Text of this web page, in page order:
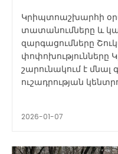
Կրիպտոաշխարհի
տատանումները և
զարգացումները Շուկայի դինամիկան և գնային
փոփոխությունները Կրիպտոարժույթների շուկան
շարունակում է
ուշադրության
2026-01-07